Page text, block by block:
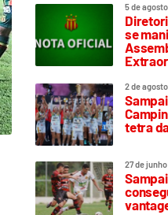
5 de
se
2 de
tetra
27 de